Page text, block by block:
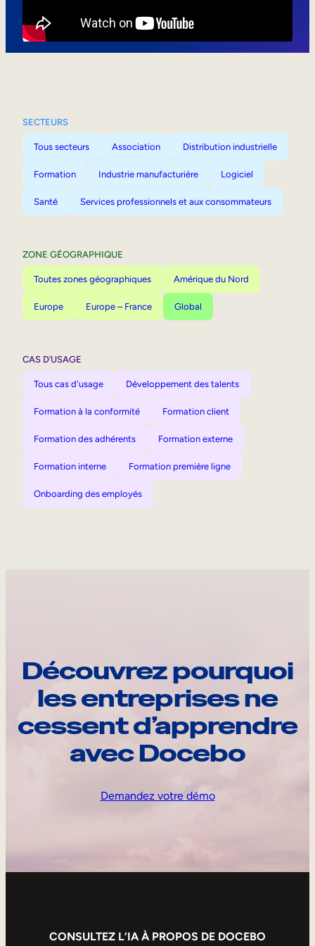
SECTEURS
Tous secteurs Association Distribution industrielle
Formation Industrie manufacturière Logiciel
Santé Services professionnels et aux consommateurs
ZONE GÉOGRAPHIQUE
Toutes zones géographiques Amérique du Nord
Europe Europe – France Global
CAS D’USAGE
Tous cas d'usage Développement des talents
Formation à la conformité Formation client
Formation des adhérents Formation externe
Formation interne Formation première ligne
Onboarding des employés
Découvrez pourquoi
les entreprises ne
cessent d’apprendre
avec Docebo
Demandez votre démo
CONSULTEZ L’IA À PROPOS DE DOCEBO